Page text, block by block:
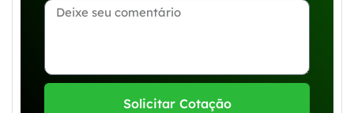
Solicitar Cotação